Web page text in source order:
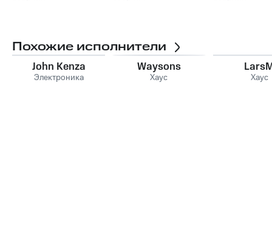
Похожие исполнители
John Kenza
Электроника
Waysons
Хаус Хаус